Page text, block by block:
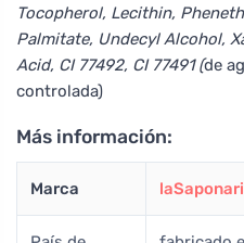
Tocopherol, Lecithin,
Palmitate, Undecyl Alcohol,
Acid, CI 77492, CI 77491 (de
controlada)
Más información:
Marca